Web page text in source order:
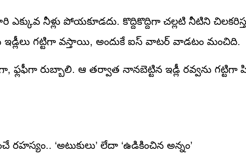
నీళ్లు పోయకూడదు. కొద్దికొద్దిగా చల్లటి నీటిని
గట్టిగా వస్తాయి, అందుకే ఐస్ వాటర్ వాడటం మంచిది.
రుబ్బాలి. ఆ తర్వాత నానబెట్టిన ఇడ్లీ రవ్వను గట్టిగా
‘అటుకులు’ లేదా ‘ఉడికించిన అన్నం’